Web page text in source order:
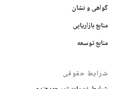
گواهی و نشان
منابع بازاریابی
منابع توسعه
شرایط حقوقی